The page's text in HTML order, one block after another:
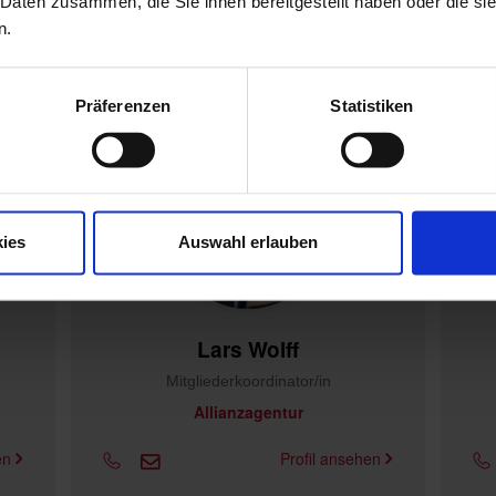
Präferenzen Statistiken
Auswahl erlauben
Mitgliederkoordinator/in
Lars Wolff
Mitgliederkoordinator/in
Allianzagentur
Profil ansehen